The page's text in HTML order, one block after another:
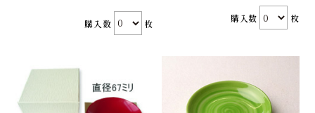
購入数 枚 購入数 枚